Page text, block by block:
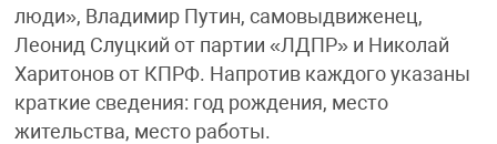
люди», Владимир Путин, самовыдвиженец,
Леонид Слуцкий от партии «ЛДПР» и Николай
Харитонов от КПРФ. Напротив каждого указаны
краткие сведения: год рождения, место
жительства, место работы.